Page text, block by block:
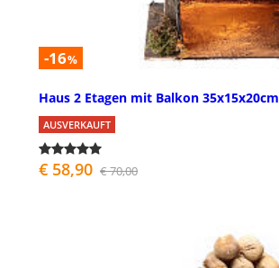
-16%
Haus 2 Etagen mit Balkon 35x15x20cm
AUSVERKAUFT
€ 58,90 € 70,00